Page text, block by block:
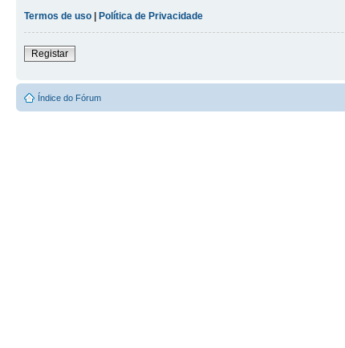
Termos de uso | Política de Privacidade
Registar
Índice do Fórum